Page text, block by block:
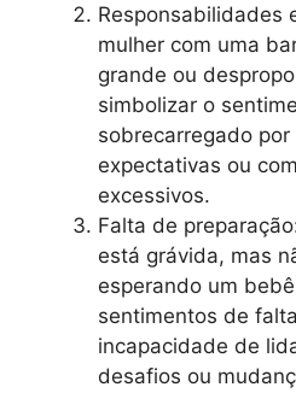
Responsabilidades
mulher com uma
grande ou
simbolizar o
sobrecarregado
expectativas ou
excessivos.
Falta de
está grávida, mas
esperando um
sentimentos de
incapacidade de
desafios ou